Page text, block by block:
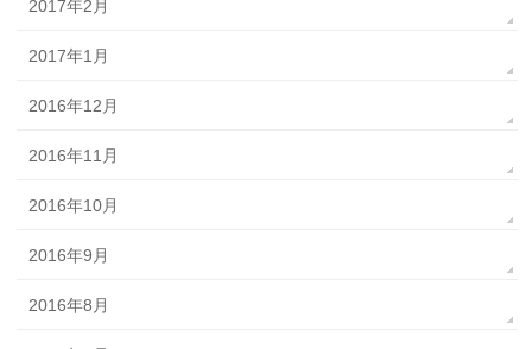
2017年2月
2017年1月
2016年12月
2016年11月
2016年10月
2016年9月
2016年8月